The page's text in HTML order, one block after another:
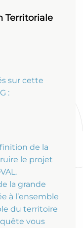
Territoriale
sur cette
:
de la
le projet
la grande
à l’ensemble
du territoire
vous